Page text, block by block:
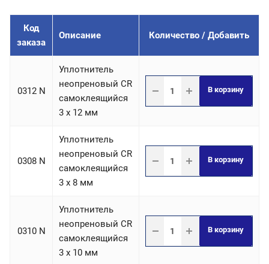
Код
заказа
Описание Количество / Добавить
0312 N
Уплотнитель
неопреновый CR
самоклеящийся
3 х 12 мм
В корзину
0308 N
Уплотнитель
неопреновый CR
самоклеящийся
3 х 8 мм
В корзину
0310 N
Уплотнитель
неопреновый CR
самоклеящийся
3 х 10 мм
В корзину